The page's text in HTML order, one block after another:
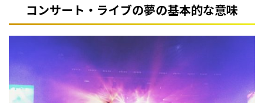
コンサート・ライブの夢の基本的な意味